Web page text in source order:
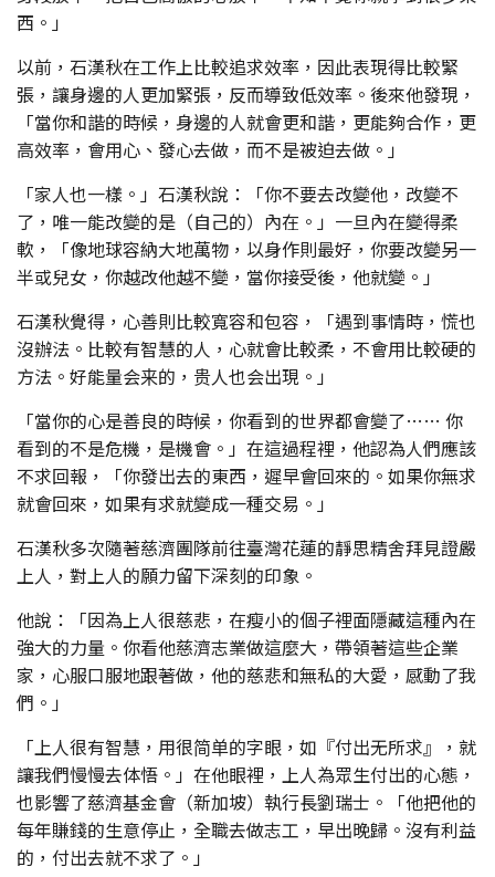
西。」
以前，石漢秋在工作上比較追求效率，因此表現得比較緊
張，讓身邊的人更加緊張，反而導致低效率。後來他發現，
「當你和諧的時候，身邊的人就會更和諧，更能夠合作，更
高效率，會用心、發心去做，而不是被迫去做。」
「家人也一樣。」石漢秋說：「你不要去改變他，改變不
了，唯一能改變的是（自己的）內在。」一旦內在變得柔
軟，「像地球容納大地萬物，以身作則最好，你要改變另一
半或兒女，你越改他越不變，當你接受後，他就變。」
石漢秋覺得，心善則比較寬容和包容，「遇到事情時，慌也
沒辦法。比較有智慧的人，心就會比較柔，不會用比較硬的
方法。好能量会来的，贵人也会出現。」
「當你的心是善良的時候，你看到的世界都會變了…… 你
看到的不是危機，是機會。」在這過程裡，他認為人們應該
不求回報，「你發出去的東西，遲早會回來的。如果你無求
就會回來，如果有求就變成一種交易。」
石漢秋多次隨著慈濟團隊前往臺灣花蓮的靜思精舍拜見證嚴
上人，對上人的願力留下深刻的印象。
他說：「因為上人很慈悲，在瘦小的個子裡面隱藏這種內在
強大的力量。你看他慈濟志業做這麼大，帶領著這些企業
家，心服口服地跟著做，他的慈悲和無私的大愛，感動了我
們。」
「上人很有智慧，用很简单的字眼，如『付出无所求』，就
讓我們慢慢去体悟。」在他眼裡，上人為眾生付出的心態，
也影響了慈濟基金會（新加坡）執行長劉瑞士。「他把他的
每年賺錢的生意停止，全職去做志工，早出晚歸。沒有利益
的，付出去就不求了。」